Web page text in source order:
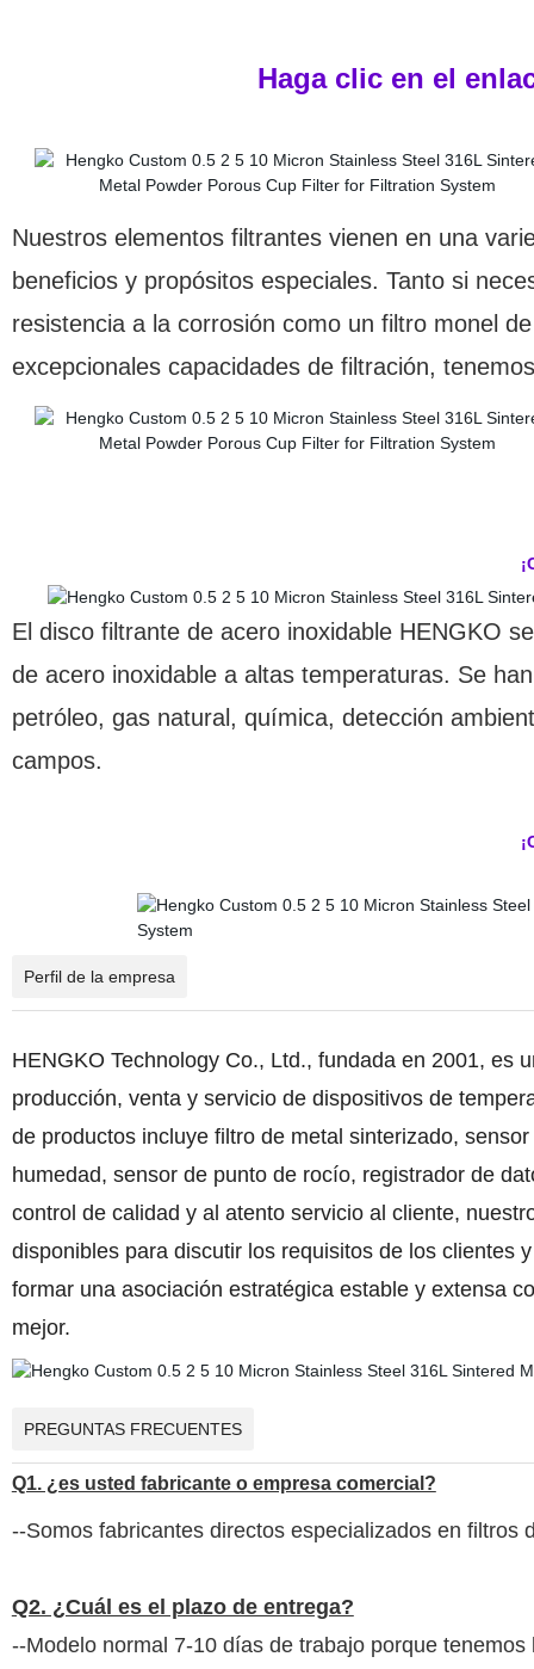
Haga clic en el
Nuestros elementos filtrantes vienen en una
beneficios y propósitos especiales. Tanto si
resistencia a la corrosión como un filtro monel
excepcionales capacidades de filtración,
El disco filtrante de acero inoxidable HENGKO
de acero inoxidable a altas temperaturas. Se
petróleo, gas natural, química, detección
campos.
Perfil de la empresa
HENGKO Technology Co., Ltd., fundada en 2001, es
producción, venta y servicio de dispositivos de
de productos incluye filtro de metal sinterizado,
humedad, sensor de punto de rocío, registrador de
control de calidad y al atento servicio al cliente,
disponibles para discutir los requisitos de los clientes
formar una asociación estratégica estable y extensa
mejor.
PREGUNTAS FRECUENTES
Q1. ¿es usted fabricante o empresa comercial?
--Somos fabricantes directos especializados en filtros
Q2. ¿Cuál es el plazo de entrega?
--Modelo normal 7-10 días de trabajo porque